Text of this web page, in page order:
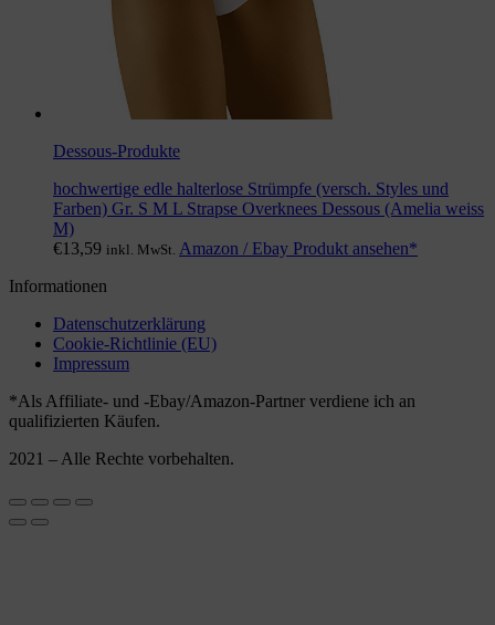
Dessous-Produkte
hochwertige edle halterlose Strümpfe (versch. Styles und
Farben) Gr. S M L Strapse Overknees Dessous (Amelia weiss
M)
€13,59 inkl. MwSt. Amazon / Ebay Produkt ansehen*
Informationen
Datenschutzerklärung
Cookie-Richtlinie (EU)
Impressum
*Als Affiliate- und -Ebay/Amazon-Partner verdiene ich an
qualifizierten Käufen.
2021 – Alle Rechte vorbehalten.